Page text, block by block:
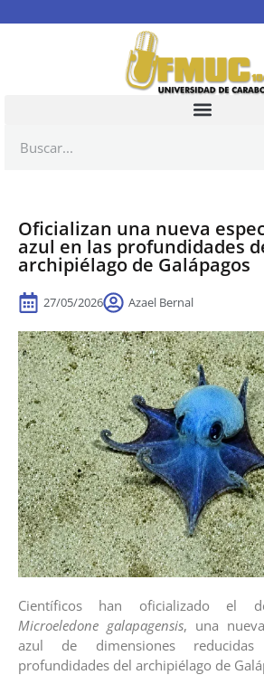
Oficializan una nueva
azul en las profundidades
archipiélago de Galápagos
27/05/2026 Azael Bernal
Científicos han oficializado el
Microeledone galapagensis, una
azul de dimensiones
profundidades del archipiélago de